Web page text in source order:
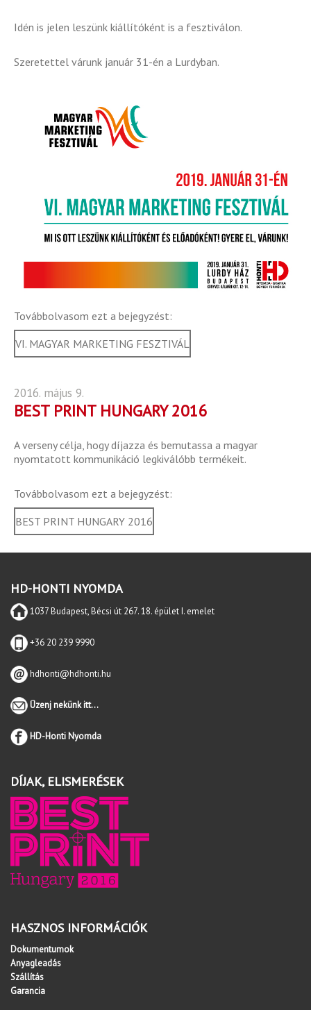
Idén is jelen leszünk kiállítóként is a fesztiválon.
Szeretettel várunk január 31-én a Lurdyban.
Továbbolvasom ezt a bejegyzést:
VI. MAGYAR MARKETING FESZTIVÁL
2016. május 9.
BEST PRINT HUNGARY 2016
A verseny célja, hogy díjazza és bemutassa a magyar
nyomtatott kommunikáció legkiválóbb termékeit.
Továbbolvasom ezt a bejegyzést:
BEST PRINT HUNGARY 2016
HD-HONTI NYOMDA
1037 Budapest, Bécsi út 267. 18. épület I. emelet
+36 20 239 9990
hdhonti@hdhonti.hu
Üzenj nekünk itt...
HD-Honti Nyomda
DÍJAK, ELISMERÉSEK
HASZNOS INFORMÁCIÓK
Dokumentumok
Anyagleadás
Szállítás
Garancia